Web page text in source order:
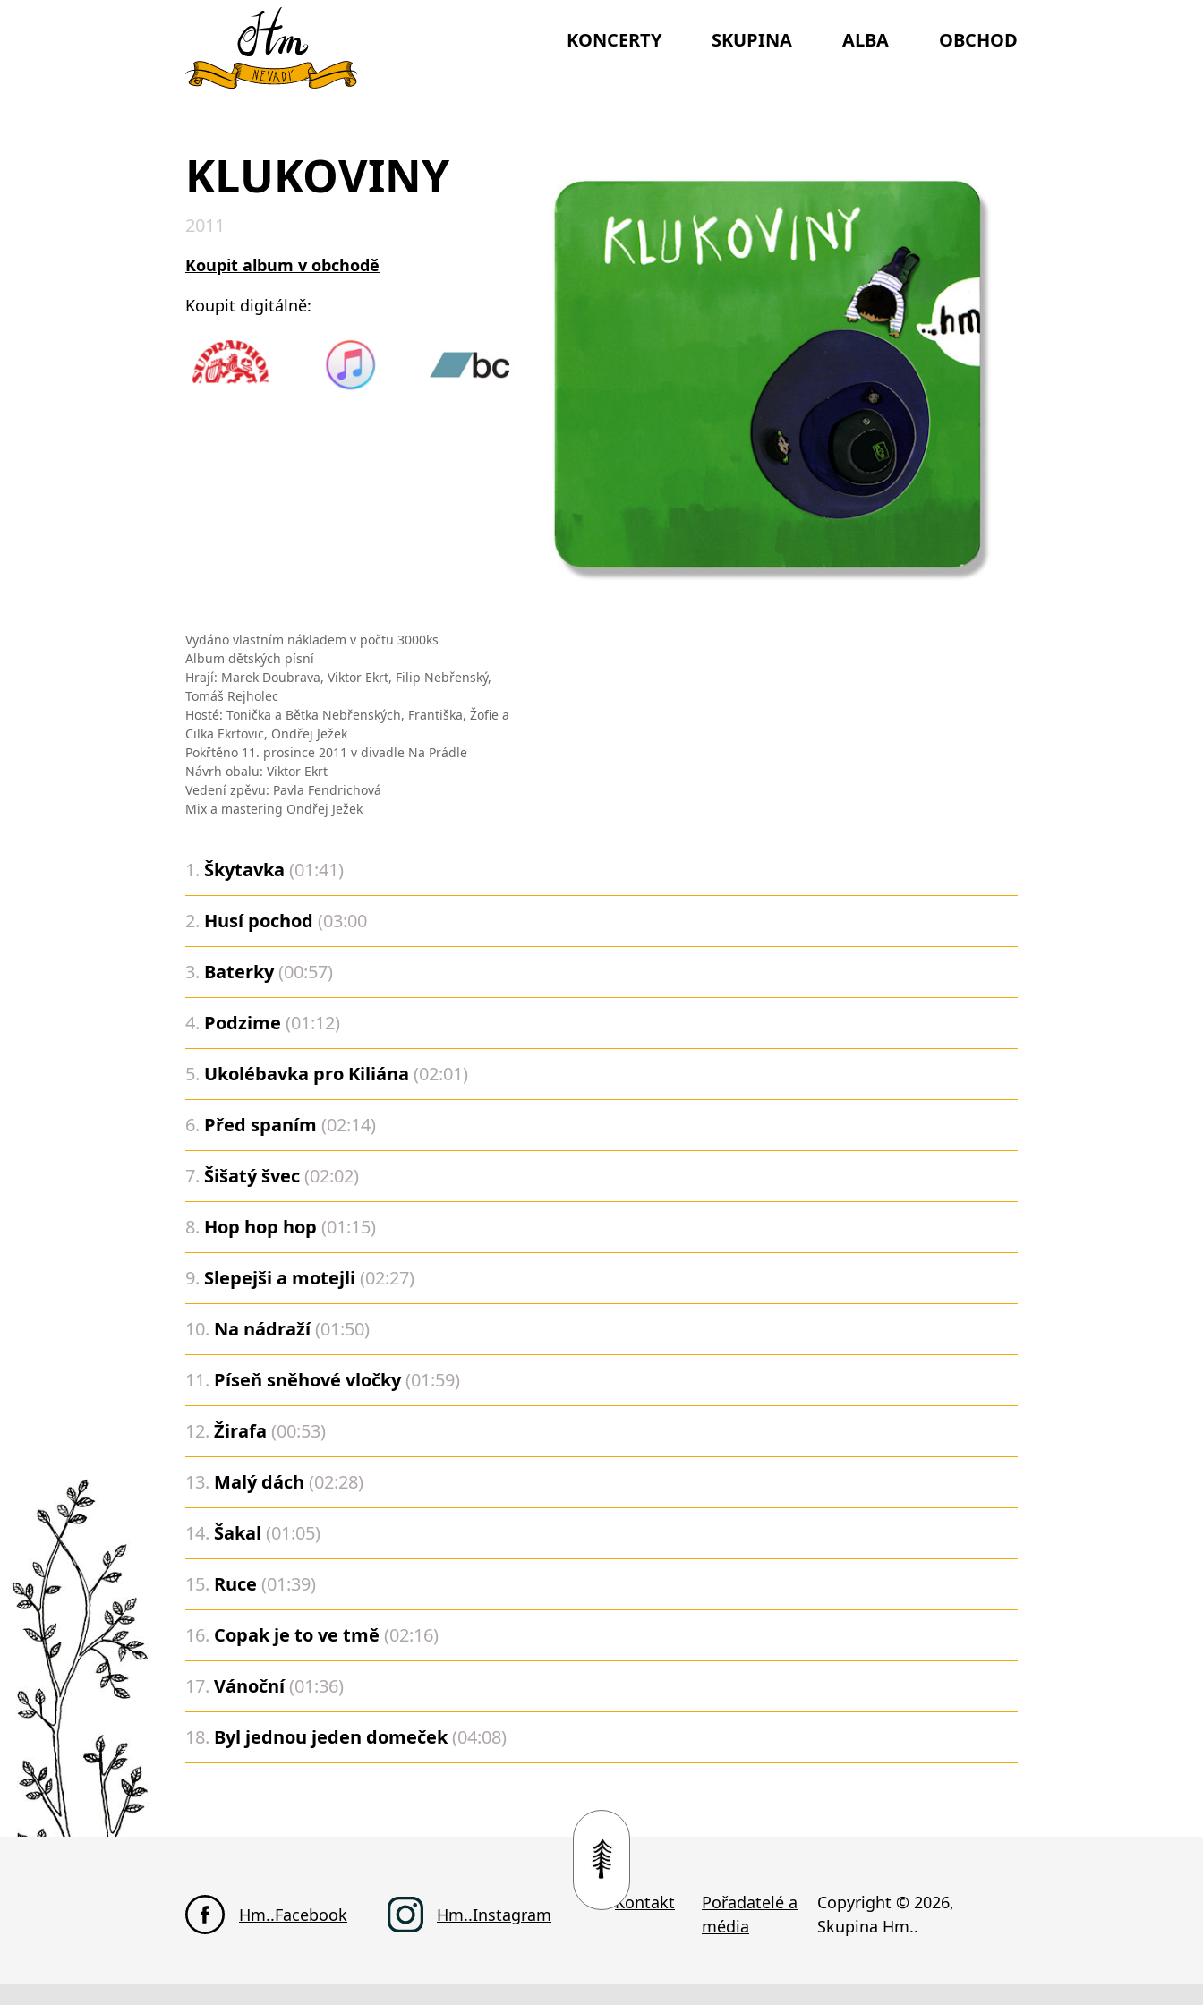
KONCERTY SKUPINA ALBA OBCHOD
KLUKOVINY
2011
Koupit album v obchodě
Koupit digitálně:
Vydáno vlastním nákladem v počtu 3000ks
Album dětských písní
Hrají: Marek Doubrava, Viktor Ekrt, Filip Nebřenský,
Tomáš Rejholec
Hosté: Tonička a Bětka Nebřenských, Františka, Žofie a
Cilka Ekrtovic, Ondřej Ježek
Pokřtěno 11. prosince 2011 v divadle Na Prádle
Návrh obalu: Viktor Ekrt
Vedení zpěvu: Pavla Fendrichová
Mix a mastering Ondřej Ježek
1. Škytavka (01:41)
2. Husí pochod (03:00
3. Baterky(00:57)
4. Podzime (01:12)
5. Ukolébavka pro Kiliána (02:01)
6. Před spaním (02:14)
7. Šišatý švec (02:02)
8. Hop hop hop (01:15)
9. Slepejši a motejli (02:27)
10. Na nádraží(01:50)
11. Píseň sněhové vločky(01:59)
12. Žirafa (00:53)
13. Malý dách (02:28)
14. Šakal (01:05)
15. Ruce (01:39)
16. Copak je to ve tmě (02:16)
17. Vánoční(01:36)
18. Byl jednou jeden domeček(04:08)
Hm..Facebook Hm..Instagram
Kontakt
Pořadatelé a
média
Copyright ©2026,
Skupina Hm..